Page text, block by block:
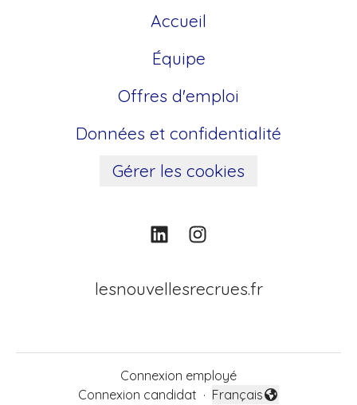
Accueil
Équipe
Offres d'emploi
Données et confidentialité
Gérer les cookies
lesnouvellesrecrues.fr
Connexion employé
Connexion candidat · Français